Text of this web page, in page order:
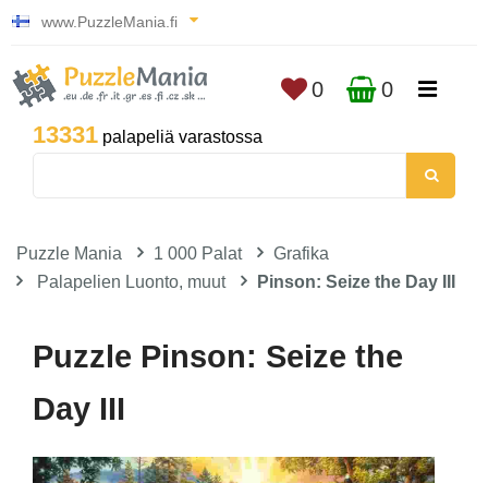
www.PuzzleMania.fi
13331 palapeliä varastossa
0 0
Puzzle Mania 1 000 Palat
Grafika
Palapelien Luonto, muut
Pinson: Seize the Day III
Puzzle Pinson: Seize the
Day III